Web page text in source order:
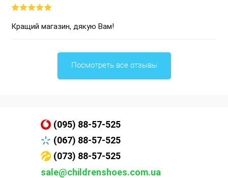
Кращий магазин, дякую Вам!
Посмотреть все отзывы
(095) 88-57-525
(067) 88-57-525
(073) 88-57-525
sale@childrenshoes.com.ua